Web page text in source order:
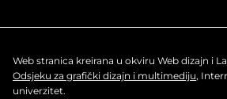
Web stranica kreirana u okviru Web dizajn i
Odsjeku za grafički dizajn i multimediju,
univerzitet.